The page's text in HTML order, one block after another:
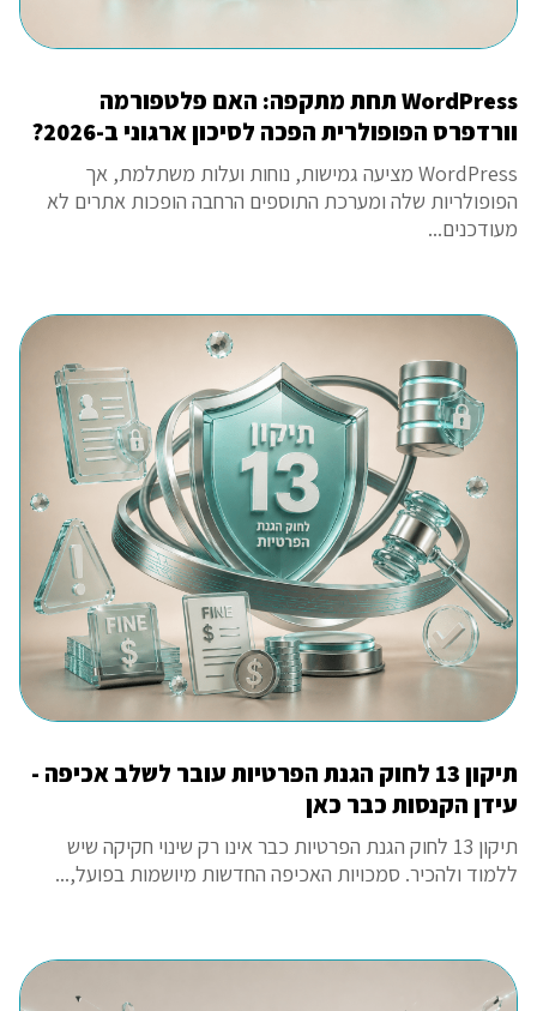
WordPress תחת מתקפה: האם פלטפורמה
וורדפרס הפופולרית הפכה לסיכון ארגוני ב-2026?
WordPress מציעה גמישות, נוחות ועלות משתלמת, אך
הפופולריות שלה ומערכת התוספים הרחבה הופכות אתרים לא
מעודכנים...
תיקון 13 לחוק הגנת הפרטיות עובר לשלב אכיפה -
עידן הקנסות כבר כאן
תיקון 13 לחוק הגנת הפרטיות כבר אינו רק שינוי חקיקה שיש
ללמוד ולהכיר. סמכויות האכיפה החדשות מיושמות בפועל,...